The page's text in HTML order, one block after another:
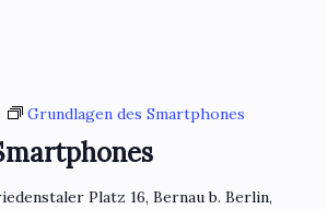
Grundlagen des Smartphones
Platz 16, Bernau b. Berlin,